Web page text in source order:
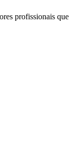
profissionais que